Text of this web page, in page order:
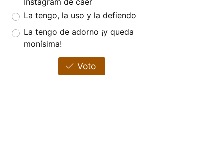
Instagram de caer
La tengo, la uso y la defiendo
La tengo de adorno ¡y queda
monísima!
Voto